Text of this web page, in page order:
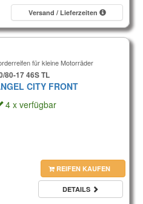
Versand / Lieferzeiten
für kleine Motorräder
80-17 46S TL
CITY FRONT
4 x verfügbar
REIFEN KAUFEN
DETAILS